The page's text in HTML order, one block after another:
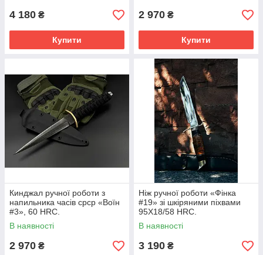
4 180 ₴
Купити
2 970 ₴
Купити
Кинджал ручної роботи з
напильника часів срср «Воїн
#3», 60 HRC.
В наявності
2 970 ₴
Ніж ручної роботи «Фінка
#19» зі шкіряними піхвами
95Х18/58 HRC.
В наявності
3 190 ₴